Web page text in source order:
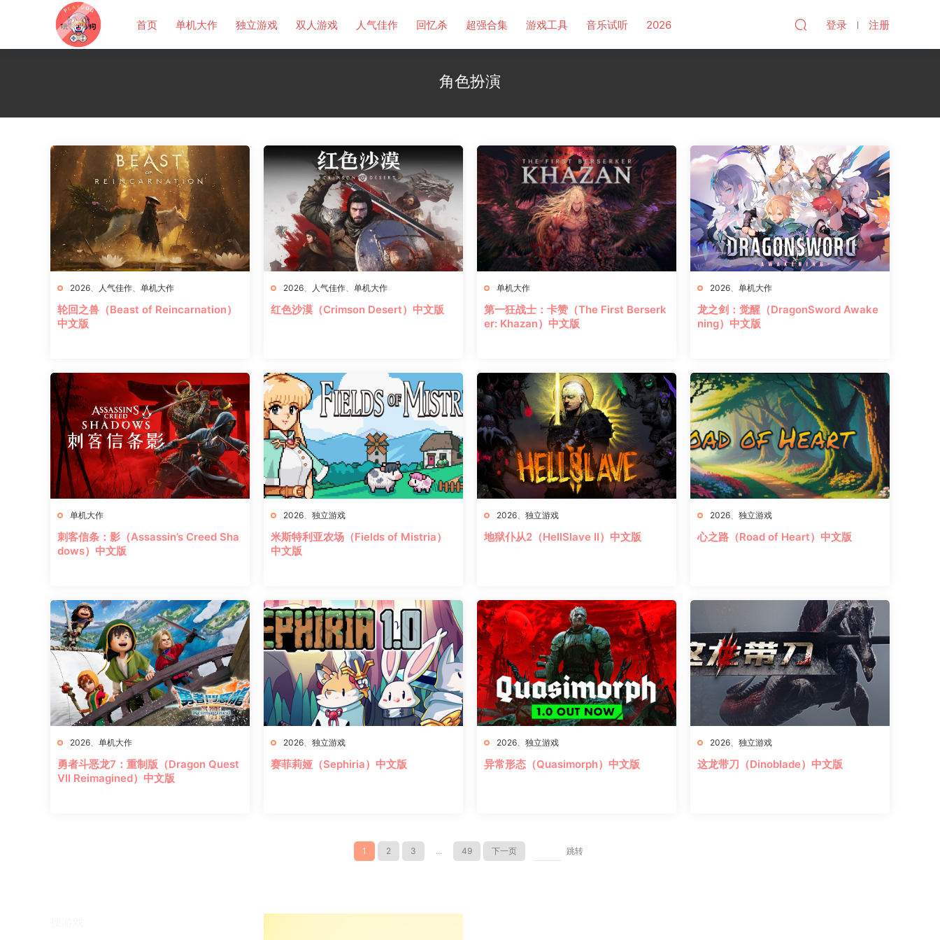
首页 单机大作 独立游戏 双人游戏 人气佳作 回忆杀 超强合集 游戏工具 音乐试听 2026 登录 注册
角色扮演
2026、 人气佳作、 单机大作
轮回之兽（Beast of Reincarnation）
中文版
2026、 人气佳作、 单机大作
红色沙漠（Crimson Desert）中文版
单机大作
第一狂战士：卡赞（The First Berserk
er: Khazan）中文版
2026、 单机大作
龙之剑：觉醒（DragonSword Awake
ning）中文版
单机大作
刺客信条：影（Assassin’s Creed Sha
dows）中文版
2026、 独立游戏
米斯特利亚农场（Fields of Mistria）
中文版
2026、 独立游戏
地狱仆从2（HellSlave II）中文版
2026、 独立游戏
心之路（Road of Heart）中文版
2026、 单机大作
勇者斗恶龙7：重制版（Dragon Quest
VII Reimagined）中文版
2026、 独立游戏
赛菲莉娅（Sephiria）中文版
2026、 独立游戏
异常形态（Quasimorph）中文版
2026、 独立游戏
这龙带刀（Dinoblade）中文版
1 2 3 ... 49 下一页 跳转